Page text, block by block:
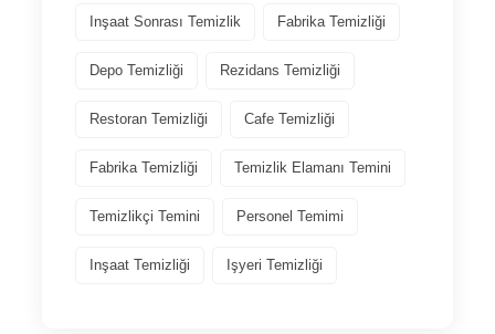
Inşaat Sonrası Temizlik Fabrika Temizliği
Depo Temizliği Rezidans Temizliği
Restoran Temizliği Cafe Temizliği
Fabrika Temizliği Temizlik Elamanı Temini
Temizlikçi Temini Personel Temimi
Inşaat Temizliği Işyeri Temizliği